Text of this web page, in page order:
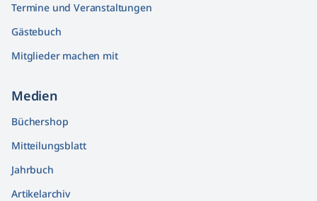
Termine und Veranstaltungen
Gästebuch
Mitglieder machen mit
Medien
Büchershop
Mitteilungsblatt
Jahrbuch
Artikelarchiv